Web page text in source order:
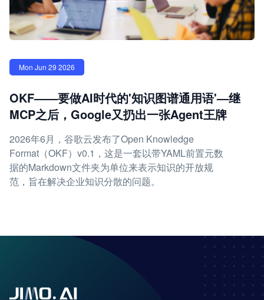
Mon Jun 29 2026
OKF——要做AI时代的'知识图谱通用语'—继
MCP之后，Google又扔出一张Agent王牌
2026年6月，谷歌云发布了Open Knowledge
Format（OKF）v0.1，这是一套以带YAML前置元数
据的Markdown文件夹为单位来表示知识的开放规
范，旨在解决企业知识分散的问题。